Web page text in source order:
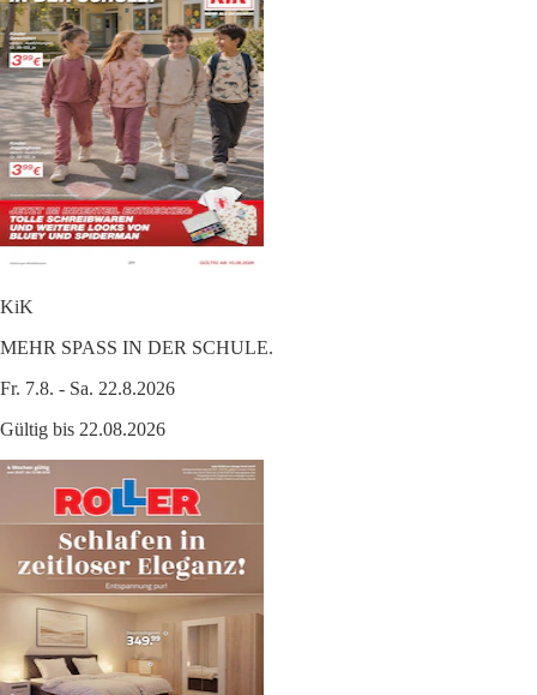
KiK
MEHR SPASS IN DER SCHULE.
Fr. 7.8. - Sa. 22.8.2026
Gültig bis 22.08.2026